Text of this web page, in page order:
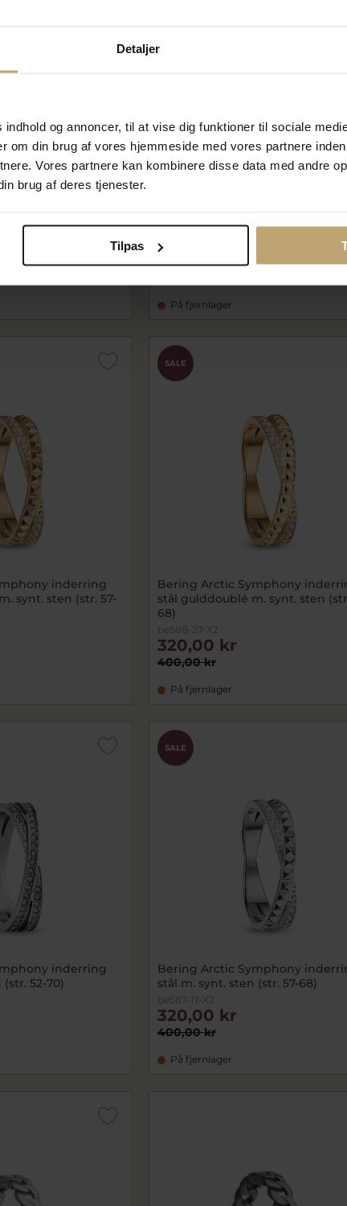
Detaljer
og annoncer, til at vise dig funktioner til sociale
om din brug af vores hjemmeside med vores partnere
Vores partnere kan kombinere disse data med andre
brug af deres tjenester.
Tilpas
(str. 50-63)
inderring stål (str. 52-70)
be568-10-X2
200,00 kr
På fjernlager
inderring
synt. sten (str. 57-
SALE
Bering Arctic Symphony
stål gulddoublé m. synt. sten
68)
be588-27-X2
400,00 kr
320,00 kr
På fjernlager
inderring
52-70)
SALE
Bering Arctic Symphony
stål m. synt. sten (str. 57-68)
be587-17-X2
400,00 kr
320,00 kr
På fjernlager